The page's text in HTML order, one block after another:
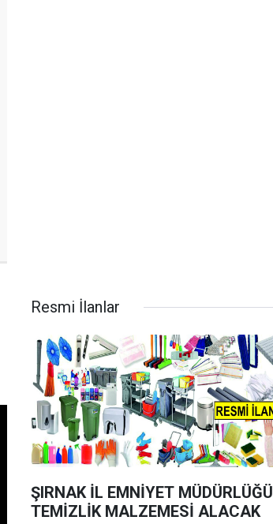
Resmi İlanlar
ŞIRNAK İL EMNİYET MÜDÜRLÜĞÜ
TEMİZLİK MALZEMESİ ALACAK